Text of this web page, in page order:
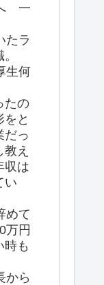
一
たラ
生何
たの
と
だっ
え
収は
い
めて
万円
時も
から